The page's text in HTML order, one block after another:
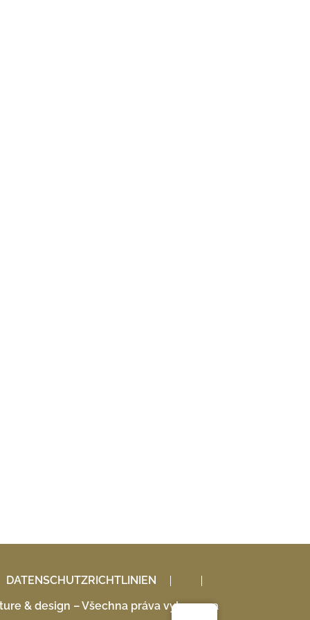
DATENSCHUTZRICHTLINIEN
& design – Všechna práva vyhrazena